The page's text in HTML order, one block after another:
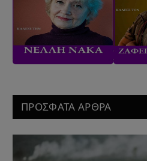
ΠΡΟΣΦΑΤΑ ΑΡΘΡΑ